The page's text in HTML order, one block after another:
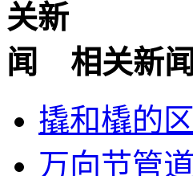
相关新闻
撬和橇的
万向节管